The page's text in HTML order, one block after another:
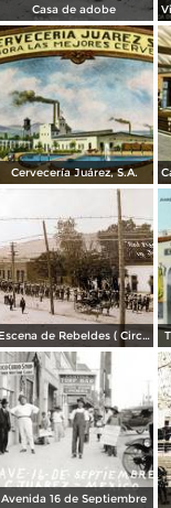
Casa de adobe
Cervecería Juárez, S.A.
Escena de Rebeldes ( Circulada el 8 de Diciembre de 1913 ).
Avenida 16 de Septiembre